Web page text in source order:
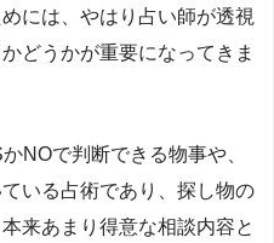
には、やはり占い師が透視
どうかが重要になってきま
かNOで判断できる物事や、
いる占術であり、探し物の
来あまり得意な相談内容と